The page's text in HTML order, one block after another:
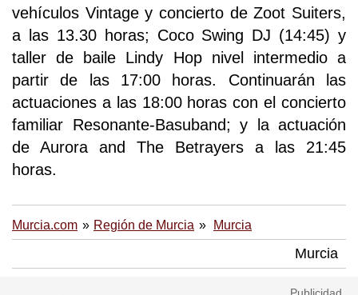
vehículos Vintage y concierto de Zoot Suiters,
a las 13.30 horas; Coco Swing DJ (14:45) y
taller de baile Lindy Hop nivel intermedio a
partir de las 17:00 horas. Continuarán las
actuaciones a las 18:00 horas con el concierto
familiar Resonante-Basuband; y la actuación
de Aurora and The Betrayers a las 21:45
horas.
Murcia.com Región de Murcia Murcia
Murcia